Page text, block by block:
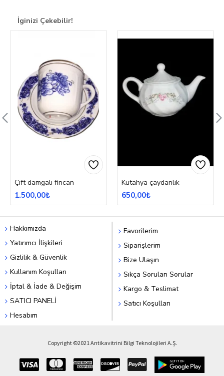
İginizi Çekebilir!
Çift damgalı fincan
1.500,00₺
Kütahya çaydanlık
650,00₺
Hakkımızda
Yatırımcı İlişkileri
Gizlilik & Güvenlik
Kullanım Koşulları
İptal & İade & Değişim
SATICI PANELİ
Hesabım
Favorilerim
Siparişlerim
Bize Ulaşın
Sıkça Sorulan Sorular
Kargo & Teslimat
Satıcı Koşulları
Copyright ©2021 Antikavitrini Bilgi Teknolojileri A.Ş.